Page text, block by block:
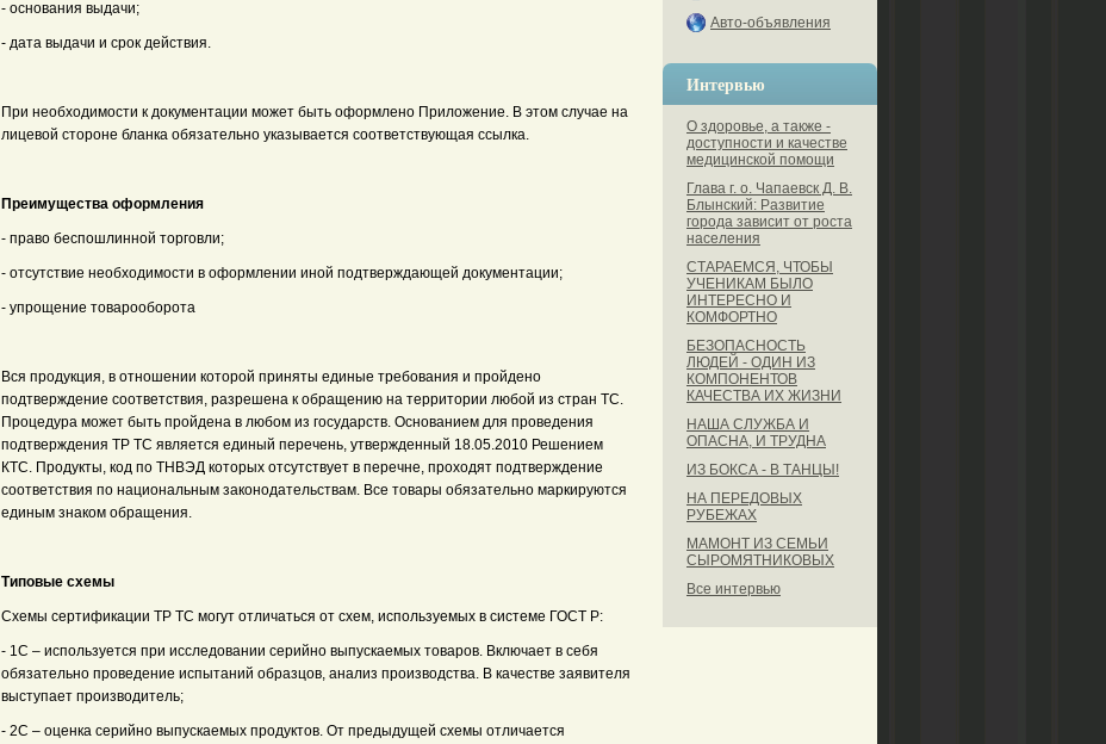
- основания выдачи;
- дата выдачи и срок действия.
При необходимости к документации может быть оформлено Приложение. В этом случае на
лицевой стороне бланка обязательно указывается соответствующая ссылка.
Преимущества оформления
- право беспошлинной торговли;
- отсутствие необходимости в оформлении иной подтверждающей документации;
- упрощение товарооборота
Вся продукция, в отношении которой приняты единые требования и пройдено
подтверждение соответствия, разрешена к обращению на территории любой из стран ТС.
Процедура может быть пройдена в любом из государств. Основанием для проведения
подтверждения ТР ТС является единый перечень, утвержденный 18.05.2010 Решением
КТС. Продукты, код по ТНВЭД которых отсутствует в перечне, проходят подтверждение
соответствия по национальным законодательствам. Все товары обязательно маркируются
единым знаком обращения.
Типовые схемы
Схемы сертификации ТР ТС могут отличаться от схем, используемых в системе ГОСТ Р:
- 1С – используется при исследовании серийно выпускаемых товаров. Включает в себя
обязательно проведение испытаний образцов, анализ производства. В качестве заявителя
выступает производитель;
- 2С – оценка серийно выпускаемых продуктов. От предыдущей схемы отличается
Авто-объявления
Интервью
О здоровье, а также -
доступности и качестве
медицинской помощи
Глава г. о. Чапаевск Д. В.
Блынский: Развитие
города зависит от роста
населения
СТАРАЕМСЯ, ЧТОБЫ
УЧЕНИКАМ БЫЛО
ИНТЕРЕСНО И
КОМФОРТНО
БЕЗОПАСНОСТЬ
ЛЮДЕЙ - ОДИН ИЗ
КОМПОНЕНТОВ
КАЧЕСТВА ИХ ЖИЗНИ
НАША СЛУЖБА И
ОПАСНА, И ТРУДНА
ИЗ БОКСА - В ТАНЦЫ!
НА ПЕРЕДОВЫХ
РУБЕЖАХ
МАМОНТ ИЗ СЕМЬИ
СЫРОМЯТНИКОВЫХ
Все интервью